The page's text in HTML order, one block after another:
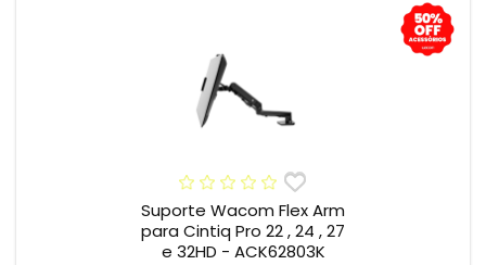
Suporte Wacom Flex Arm
para Cintiq Pro 22 , 24 , 27
e 32HD - ACK62803K